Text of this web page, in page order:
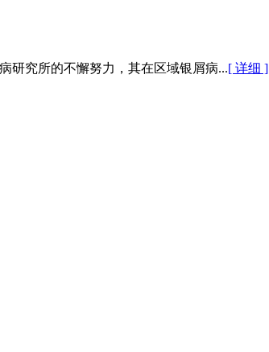
研究所的不懈努力，其在区域银屑病...[ 详细 ]